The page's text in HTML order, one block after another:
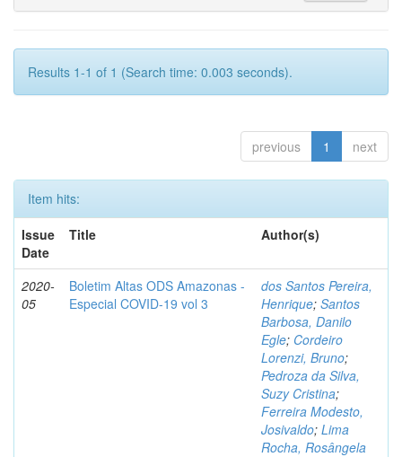
Results 1-1 of 1 (Search time: 0.003 seconds).
previous 1 next
Item hits:
Issue
Date
Title Author(s)
2020-
05
Boletim Altas ODS Amazonas -
Especial COVID-19 vol 3
dos Santos Pereira,
Henrique; Santos
Barbosa, Danilo
Egle; Cordeiro
Lorenzi, Bruno;
Pedroza da Silva,
Suzy Cristina;
Ferreira Modesto,
Josivaldo; Lima
Rocha, Rosângela